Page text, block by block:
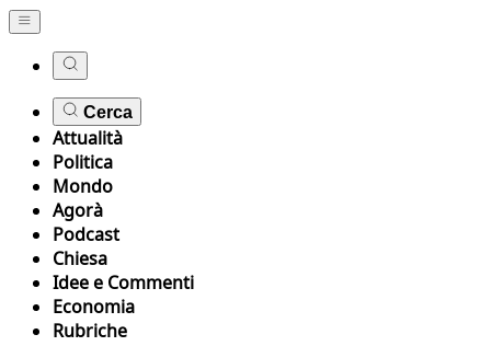
Cerca
Attualità
Politica
Mondo
Agorà
Podcast
Chiesa
Idee e Commenti
Economia
Rubriche